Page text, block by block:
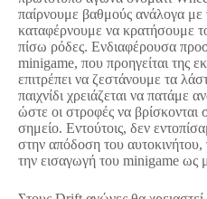
παίρνουμε βαθμούς ανάλογα
καταφέρνουμε να κρατήσουμε
πίσω ρόδες. Ενδιαφέρουσα
minigame, που προηγείται της
επιτρέπει να ζεστάνουμε τα
παιχνίδι χρειάζεται να πατάμε
ώστε οι στροφές να βρίσκονται
σημείο. Εντούτοις, δεν
στην απόδοση του αυτοκινήτου,
την εισαγωγή του minigame ως